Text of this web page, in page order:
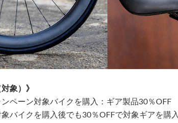
象）》
ペーン対象バイクを購入：ギア製品30％OFF
バイクを購入後でも30％OFFで対象ギアを購入